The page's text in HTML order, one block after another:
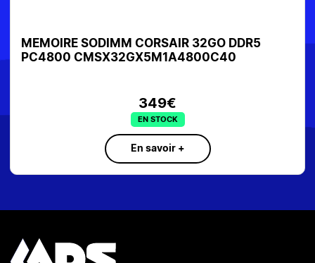
MEMOIRE SODIMM CORSAIR 32GO DDR5
PC4800 CMSX32GX5M1A4800C40
349€
EN STOCK
En savoir +